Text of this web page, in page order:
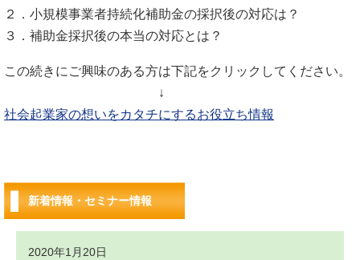
２．小規模事業者持続化補助金の採択後の対応は？
３．補助金採択後の本当の対応とは？
この続きにご興味のある方は下記をクリックしてください。
↓
社会起業家の想いをカタチにするお役立ち情報
新着情報・セミナー情報
2020年1月20日